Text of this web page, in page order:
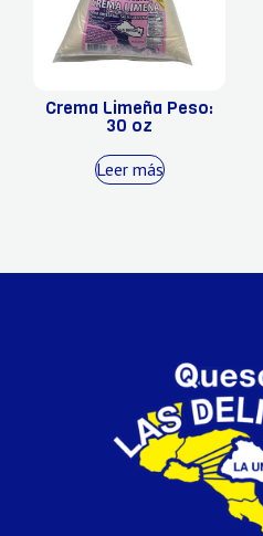
Crema Limeña Peso:
30 oz
Leer más